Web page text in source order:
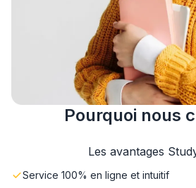
Pourquoi nous
Les avantages
Service 100% en ligne et intuitif